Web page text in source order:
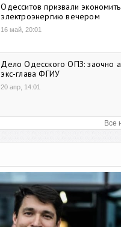
Одесситов призвали экономить
электроэнергию вечером
16 май, 20:01
Дело Одесского ОПЗ: заочно
экс-глава ФГИУ
20 апр, 14:01
Все